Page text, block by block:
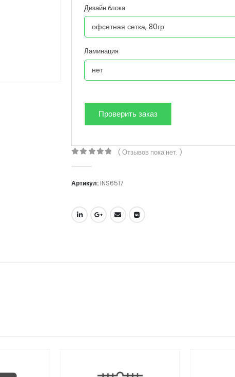
Дизайн блока
Ламинация
( Отзывов пока нет. )
Артикул: INS6517